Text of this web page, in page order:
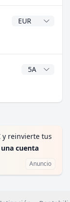
Divisa del
Años CAGR
y reinvierte tus
cuenta
Anuncio